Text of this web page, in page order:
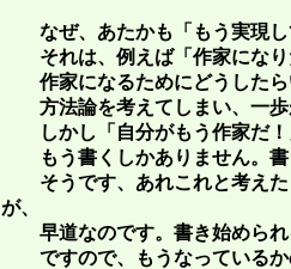
なぜ、あたかも「もう実現し
それは、例えば「作家になり
作家になるためにどうしたら
方法論を考えてしまい、一歩
しかし「自分がもう作家だ！
もう書くしかありません。書
そうです、あれこれと考えた
が、
早道なのです。書き始められ
ですので、もうなっているか